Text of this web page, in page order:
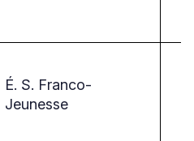
É. S. Franco-
Jeunesse